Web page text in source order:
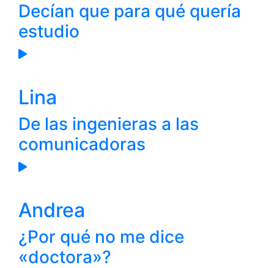
Decían que para qué quería
estudio
Lina
De las ingenieras a las
comunicadoras
Andrea
¿Por qué no me dice
«doctora»?